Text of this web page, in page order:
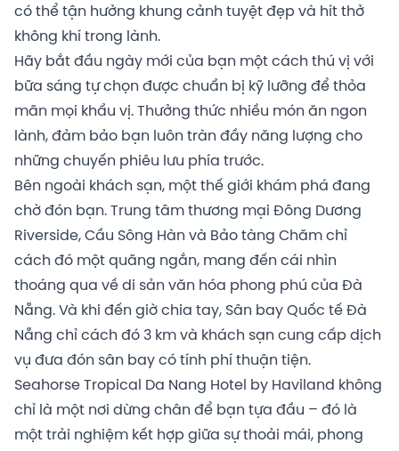
có thể tận hưởng khung cảnh tuyệt đẹp và hít thở
không khí trong lành.
Hãy bắt đầu ngày mới của bạn một cách thú vị với
bữa sáng tự chọn được chuẩn bị kỹ lưỡng để thỏa
mãn mọi khẩu vị. Thưởng thức nhiều món ăn ngon
lành, đảm bảo bạn luôn tràn đầy năng lượng cho
những chuyến phiêu lưu phía trước.
Bên ngoài khách sạn, một thế giới khám phá đang
chờ đón bạn. Trung tâm thương mại Đông Dương
Riverside, Cầu Sông Hàn và Bảo tàng Chăm chỉ
cách đó một quãng ngắn, mang đến cái nhìn
thoáng qua về di sản văn hóa phong phú của Đà
Nẵng. Và khi đến giờ chia tay, Sân bay Quốc tế Đà
Nẵng chỉ cách đó 3 km và khách sạn cung cấp dịch
vụ đưa đón sân bay có tính phí thuận tiện.
Seahorse Tropical Da Nang Hotel by Haviland không
chỉ là một nơi dừng chân để bạn tựa đầu – đó là
một trải nghiệm kết hợp giữa sự thoải mái, phong